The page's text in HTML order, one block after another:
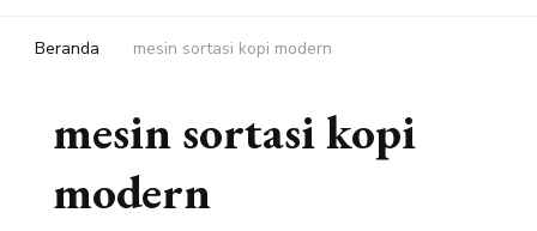
Beranda mesin sortasi kopi modern
mesin sortasi kopi
modern